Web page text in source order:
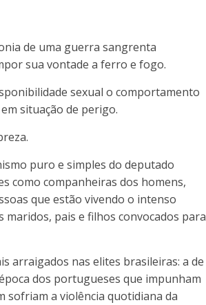
de uma guerra sangrenta
sua vontade a ferro e fogo.
sexual o comportamento
situação de perigo.
puro e simples do deputado
como companheiras dos homens,
que estão vivendo o intenso
pais e filhos convocados para
arraigados nas elites brasileiras: a de
dos portugueses que impunham
sofriam a violência quotidiana da